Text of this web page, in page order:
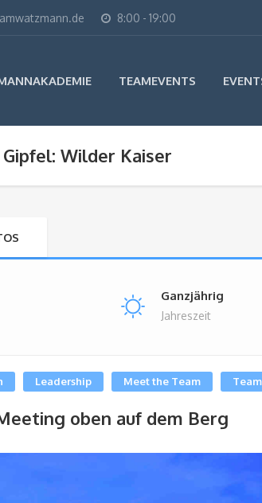
8:00 - 19:00
TEAMEVENTS
Wilder Kaiser
Ganzjährig
Jahreszeit
Leadership Meet the Team
oben auf dem Berg